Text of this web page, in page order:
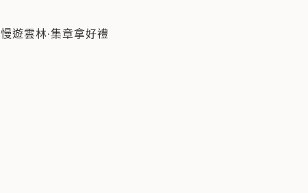
慢遊雲林·集章拿好禮